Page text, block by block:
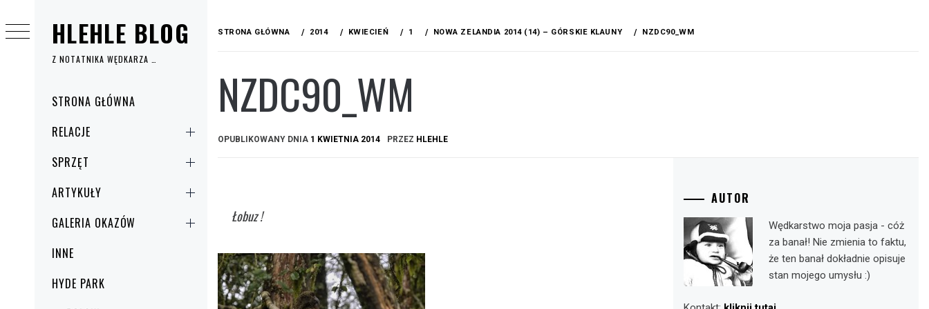
HLEHLE BLOG
Z NOTATNIKA WĘDKARZA …
główneSTRONA GŁÓWNA
RELACJE
SPRZĘT
ARTYKUŁY
GALERIA OKAZÓW
INNE
HYDE PARK
do
treści
STRONA GŁÓWNA 2014 KWIECIEŃ 1 NOWA ZELANDIA 2014 (14) – GÓRSKIE KLAUNY NZDC90_WM
NZDC90_WM
OPUBLIKOWANY DNIA 1 KWIETNIA 2014 PRZEZ HLEHLE
Łobuz !
AUTOR
Wędkarstwo moja pasja - cóż
za banał! Nie zmienia to faktu,
że ten banał dokładnie opisuje
stan mojego umysłu :)